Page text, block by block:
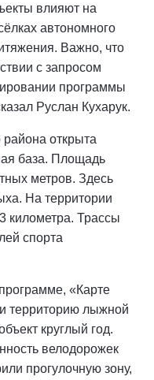
влияют на
автономного
Важно, что
с запросом
программы
Руслан Кухарук.
открыта
база. Площадь
метров. Здесь
На территории
километра. Трассы
спорта
«Карте
территорию лыжной
круглый год.
велодорожек
прогулочную зону,